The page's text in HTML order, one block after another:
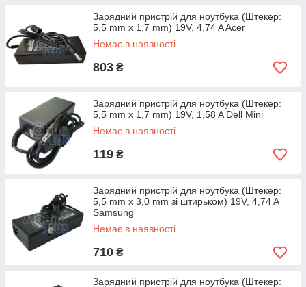
Зарядний пристрій для ноутбука (Штекер:
5,5 mm x 1,7 mm) 19V, 4,74 A Acer
Немає в наявності
803 ₴
Зарядний пристрій для ноутбука (Штекер:
5,5 mm x 1,7 mm) 19V, 1,58 A Dell Mini
Немає в наявності
119 ₴
Зарядний пристрій для ноутбука (Штекер:
5,5 mm x 3,0 mm зі штирьком) 19V, 4,74 A
Samsung
Немає в наявності
710 ₴
Зарядний пристрій для ноутбука (Штекер: